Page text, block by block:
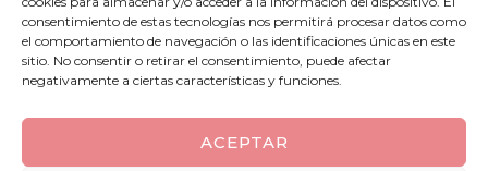
consentimiento de estas tecnologías nos permitirá procesar datos como
el comportamiento de navegación o las identificaciones únicas en este
sitio. No consentir o retirar el consentimiento, puede afectar
negativamente a ciertas características y funciones.
ACEPTAR
o
o
k
g
r
a
m
a
p
p